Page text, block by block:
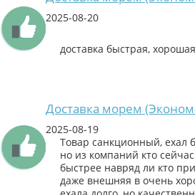
2025-08-20
доставка быстрая,
Доставка морем
2025-08-19
Товар санкционный, ехал
но из компаний кто
быстрее навряд ли кто
даже внешняя в очень